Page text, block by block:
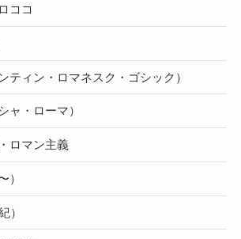
ココ
ティン・ロマネスク・ゴシック）
ャ・ローマ）
ロマン主義
）
）